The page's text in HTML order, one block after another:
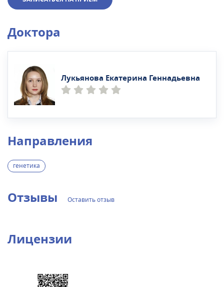
Доктора
Лукьянова Екатерина Геннадьевна
Направления
генетика
Отзывы Оставить отзыв
Лицензии